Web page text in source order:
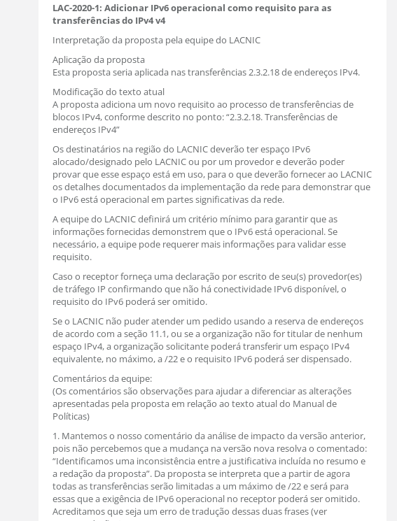
LAC-2020-1: Adicionar IPv6 operacional como requisito para as
transferências do IPv4 v4
Interpretação da proposta pela equipe do LACNIC
Aplicação da proposta
Esta proposta seria aplicada nas transferências 2.3.2.18 de endereços IPv4.
Modificação do texto atual
A proposta adiciona um novo requisito ao processo de transferências de
blocos IPv4, conforme descrito no ponto: “2.3.2.18. Transferências de
endereços IPv4”
Os destinatários na região do LACNIC deverão ter espaço IPv6
alocado/designado pelo LACNIC ou por um provedor e deverão poder
provar que esse espaço está em uso, para o que deverão fornecer ao LACNIC
os detalhes documentados da implementação da rede para demonstrar que
o IPv6 está operacional em partes significativas da rede.
A equipe do LACNIC definirá um critério mínimo para garantir que as
informações fornecidas demonstrem que o IPv6 está operacional. Se
necessário, a equipe pode requerer mais informações para validar esse
requisito.
Caso o receptor forneça uma declaração por escrito de seu(s) provedor(es)
de tráfego IP confirmando que não há conectividade IPv6 disponível, o
requisito do IPv6 poderá ser omitido.
Se o LACNIC não puder atender um pedido usando a reserva de endereços
de acordo com a seção 11.1, ou se a organização não for titular de nenhum
espaço IPv4, a organização solicitante poderá transferir um espaço IPv4
equivalente, no máximo, a /22 e o requisito IPv6 poderá ser dispensado.
Comentários da equipe:
(Os comentários são observações para ajudar a diferenciar as alterações
apresentadas pela proposta em relação ao texto atual do Manual de
Políticas)
1. Mantemos o nosso comentário da análise de impacto da versão anterior,
pois não percebemos que a mudança na versão nova resolva o comentado:
“Identificamos uma inconsistência entre a justificativa incluída no resumo e
a redação da proposta”. Da proposta se interpreta que a partir de agora
todas as transferências serão limitadas a um máximo de /22 e será para
essas que a exigência de IPv6 operacional no receptor poderá ser omitido.
Acreditamos que seja um erro de tradução dessas duas frases (ver